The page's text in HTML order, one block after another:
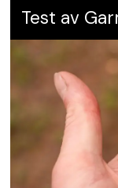
Test av